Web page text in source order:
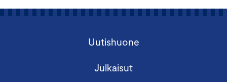
Uutishuone
Julkaisut